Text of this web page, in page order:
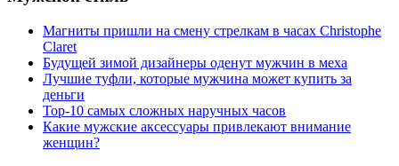
Магниты пришли на смену стрелкам в часах Christophe
Claret
Будущей зимой дизайнеры оденут мужчин в меха
Лучшие туфли, которые мужчина может купить за
деньги
Top-10 самых сложных наручных часов
Какие мужские аксессуары привлекают внимание
женщин?